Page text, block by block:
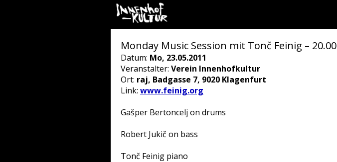
Monday Music Session mit Tonč Feinig – 20.00
Datum: Mo, 23.05.2011
Veranstalter: Verein Innenhofkultur
Ort: raj, Badgasse 7, 9020 Klagenfurt
Link: www.feinig.org
Gašper Bertoncelj on drums
Robert Jukič on bass
Tonč Feinig piano